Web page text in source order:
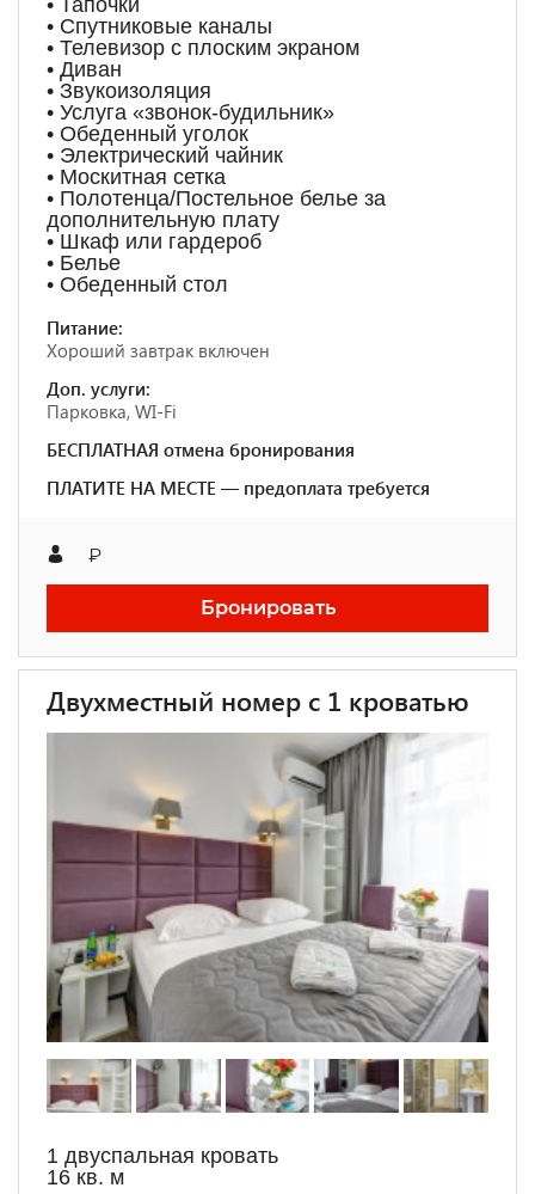
• Тапочки
• Спутниковые каналы
• Телевизор с плоским экраном
• Диван
• Звукоизоляция
• Услуга «звонок-будильник»
• Обеденный уголок
• Электрический чайник
• Москитная сетка
• Полотенца/Постельное белье за
дополнительную плату
• Шкаф или гардероб
• Белье
• Обеденный стол
Питание:
Хороший завтрак включен
Доп. услуги:
Парковка, WI-Fi
БЕСПЛАТНАЯ отмена бронирования
ПЛАТИТЕ НА МЕСТЕ — предоплата требуется
₽
Бронировать
Двухместный номер с 1 кроватью
1 двуспальная кровать
16 кв. м